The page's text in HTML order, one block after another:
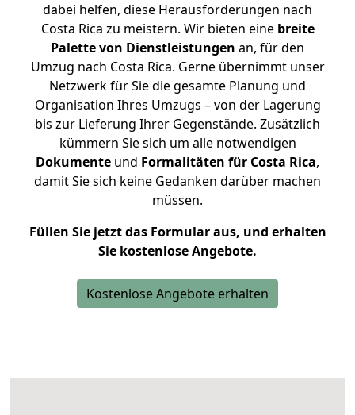
dabei helfen, diese Herausforderungen nach
Costa Rica zu meistern. Wir bieten eine breite
Palette von Dienstleistungen an, für den
Umzug nach Costa Rica. Gerne übernimmt unser
Netzwerk für Sie die gesamte Planung und
Organisation Ihres Umzugs – von der Lagerung
bis zur Lieferung Ihrer Gegenstände. Zusätzlich
kümmern Sie sich um alle notwendigen
Dokumente und Formalitäten für Costa Rica,
damit Sie sich keine Gedanken darüber machen
müssen.
Füllen Sie jetzt das Formular aus, und erhalten
Sie kostenlose Angebote.
Kostenlose Angebote erhalten